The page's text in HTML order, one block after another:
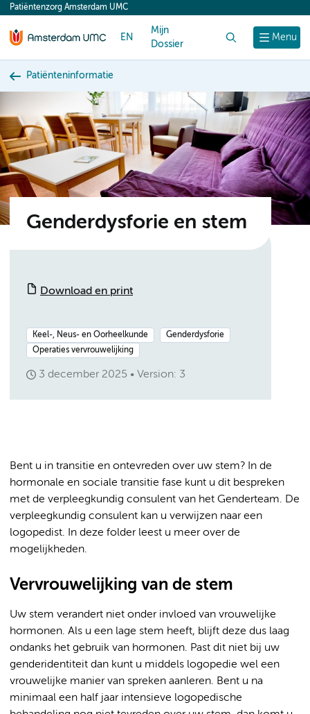
content
Menu
Patiëntenzorg Amsterdam UMC
EN
Mijn
Dossier
Patiënteninformatie
Genderdysforie en stem
Download en print
Keel-, Neus- en Oorheelkunde
Genderdysforie
Operaties vervrouwelijking
3 december 2025 Version: 3
Bent u in transitie en ontevreden over uw stem? In de
hormonale en sociale transitie fase kunt u dit bespreken
met de verpleegkundig consulent van het Genderteam. De
verpleegkundig consulent kan u verwijzen naar een
logopedist. In deze folder leest u meer over de
mogelijkheden.
Vervrouwelijking van de stem
Uw stem verandert niet onder invloed van vrouwelijke
hormonen. Als u een lage stem heeft, blijft deze dus laag
ondanks het gebruik van hormonen. Past dit niet bij uw
genderidentiteit dan kunt u middels logopedie wel een
vrouwelijke manier van spreken aanleren. Bent u na
minimaal een half jaar intensieve logopedische